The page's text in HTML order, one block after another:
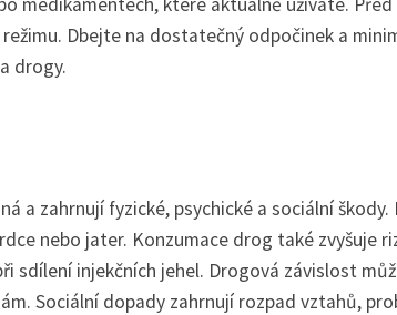
Dbejte na dostatečný odpočinek a
drogy.
a zahrnují fyzické, psychické a sociální
nebo jater. Konzumace drog také zvyšuje
sdílení injekčních jehel. Drogová závislost
Sociální dopady zahrnují rozpad vztahů,